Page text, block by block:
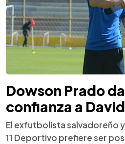
Dowson Prado
confianza a
El exfutbolista salvadoreño
11 Deportivo prefiere ser